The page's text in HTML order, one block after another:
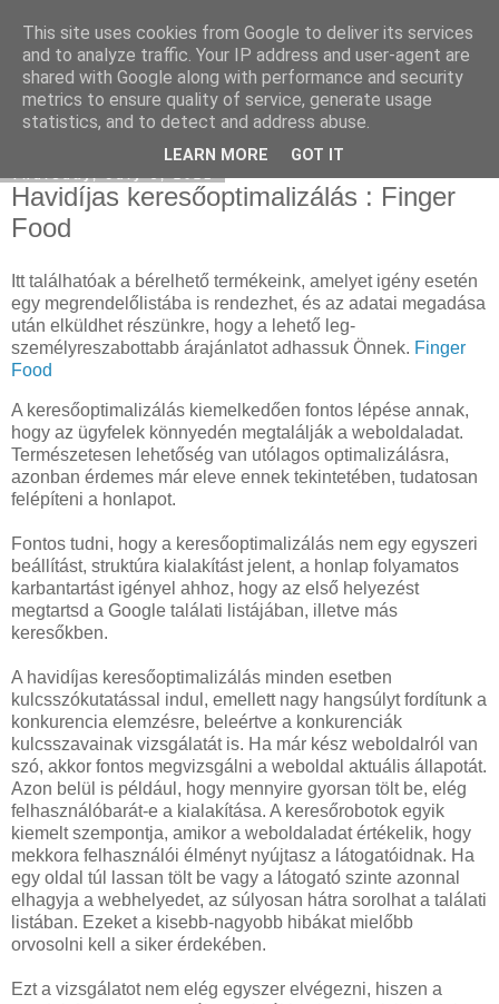
Havidíjas linképítés
Havidíjas keresőoptimalizálás : Finger
Food
Itt találhatóak a bérelhető termékeink, amelyet igény esetén
egy megrendelőlistába is rendezhet, és az adatai megadása
után elküldhet részünkre, hogy a lehető leg-
személyreszabottabb árajánlatot adhassuk Önnek. Finger
Food
A keresőoptimalizálás kiemelkedően fontos lépése annak,
hogy az ügyfelek könnyedén megtalálják a weboldaladat.
Természetesen lehetőség van utólagos optimalizálásra,
azonban érdemes már eleve ennek tekintetében, tudatosan
felépíteni a honlapot.
Fontos tudni, hogy a keresőoptimalizálás nem egy egyszeri
beállítást, struktúra kialakítást jelent, a honlap folyamatos
karbantartást igényel ahhoz, hogy az első helyezést
megtartsd a Google találati listájában, illetve más
keresőkben.
A havidíjas keresőoptimalizálás minden esetben
kulcsszókutatással indul, emellett nagy hangsúlyt fordítunk a
konkurencia elemzésre, beleértve a konkurenciák
kulcsszavainak vizsgálatát is. Ha már kész weboldalról van
szó, akkor fontos megvizsgálni a weboldal aktuális állapotát.
Azon belül is például, hogy mennyire gyorsan tölt be, elég
felhasználóbarát-e a kialakítása. A keresőrobotok egyik
kiemelt szempontja, amikor a weboldaladat értékelik, hogy
mekkora felhasználói élményt nyújtasz a látogatóidnak. Ha
egy oldal túl lassan tölt be vagy a látogató szinte azonnal
elhagyja a webhelyedet, az súlyosan hátra sorolhat a találati
listában. Ezeket a kisebb-nagyobb hibákat mielőbb
orvosolni kell a siker érdekében.
Ezt a vizsgálatot nem elég egyszer elvégezni, hiszen a
This site uses cookies from Google to deliver its services
and to analyze traffic. Your IP address and user-agent are
shared with Google along with performance and security
metrics to ensure quality of service, generate usage
statistics, and to detect and address abuse.
LEARN MORE GOT IT